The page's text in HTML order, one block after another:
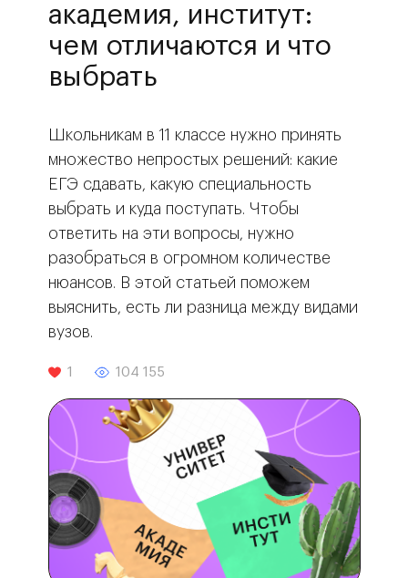
академия, институт:
чем отличаются и что
выбрать
Школьникам в 11 классе нужно принять
множество непростых решений: какие
ЕГЭ сдавать, какую специальность
выбрать и куда поступать. Чтобы
ответить на эти вопросы, нужно
разобраться в огромном количестве
нюансов. В этой статьей поможем
выяснить, есть ли разница между видами
вузов.
1 104 155